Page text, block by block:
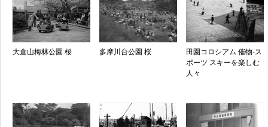
大倉山梅林公園 桜 多摩川台公園 桜
田園コロシアム 催物-ス
ポーツ スキーを楽しむ
人々